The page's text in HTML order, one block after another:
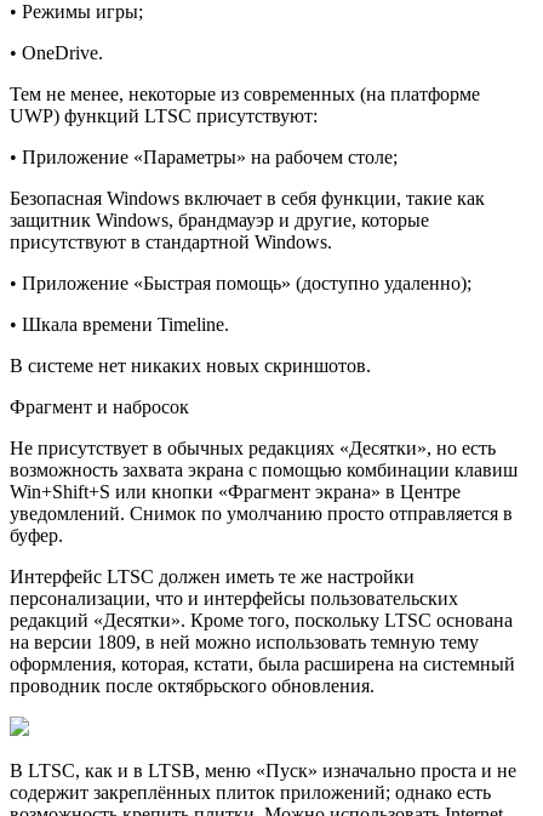
• Режимы игры;
• OneDrive.
Тем не менее, некоторые из современных (на платформе
UWP) функций LTSC присутствуют:
• Приложение «Параметры» на рабочем столе;
Безопасная Windows включает в себя функции, такие как
защитник Windows, брандмауэр и другие, которые
присутствуют в стандартной Windows.
• Приложение «Быстрая помощь» (доступно удаленно);
• Шкала времени Timeline.
В системе нет никаких новых скриншотов.
Фрагмент и набросок
Не присутствует в обычных редакциях «Десятки», но есть
возможность захвата экрана с помощью комбинации клавиш
Win+Shift+S или кнопки «Фрагмент экрана» в Центре
уведомлений. Снимок по умолчанию просто отправляется в
буфер.
Интерфейс LTSC должен иметь те же настройки
персонализации, что и интерфейсы пользовательских
редакций «Десятки». Кроме того, поскольку LTSC основана
на версии 1809, в ней можно использовать темную тему
оформления, которая, кстати, была расширена на системный
проводник после октябрьского обновления.
В LTSC, как и в LTSB, меню «Пуск» изначально проста и не
содержит закреплённых плиток приложений; однако есть